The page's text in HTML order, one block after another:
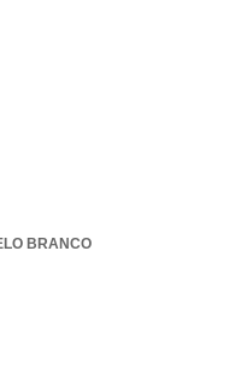
BRANCO